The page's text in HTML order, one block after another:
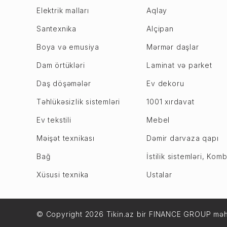
Göyçay
Göygöl
Xızı
Xocalı
Xocavənd
Ucar
Şamaxı
Biləcəri
Xutor
M. Ə. Rəsulzadə
Sulutəpə
Xətai r.
Həzi Aslanov
Köhnə Günəşli
Dübəndi
Elektrik malları Aqlay
Santexnika Alçipan
Boya və emusiya Mərmər daşlar
Dam örtükləri Laminat və parket
Daş döşəmələr Ev dekoru
Təhlükəsizlik sistemləri 1001 xırdavat
Ev tekstili Mebel
Məişət texnikası Dəmir darvaza qapı
Bağ İstilik sistemləri,
Xüsusi texnika Ustalar
© Copyright 2026 Tikin.az bir FINANCE GROUP